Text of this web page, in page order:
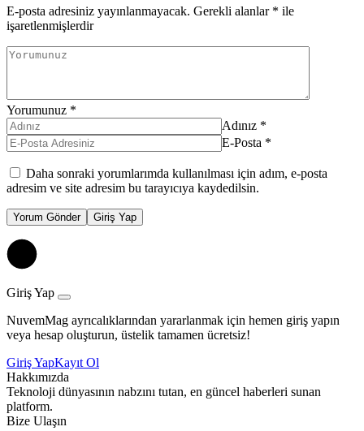
E-posta adresiniz yayınlanmayacak. Gerekli alanlar * ile
işaretlenmişlerdir
Yorumunuz *
Adınız *
E-Posta *
Daha sonraki yorumlarımda kullanılması için adım, e-posta
adresim ve site adresim bu tarayıcıya kaydedilsin.
Yorum Gönder Giriş Yap
Giriş Yap
NuvemMag ayrıcalıklarından yararlanmak için hemen giriş yapın
veya hesap oluşturun, üstelik tamamen ücretsiz!
Giriş YapKayıt Ol
Hakkımızda
Teknoloji dünyasının nabzını tutan, en güncel haberleri sunan
platform.
Bize Ulaşın